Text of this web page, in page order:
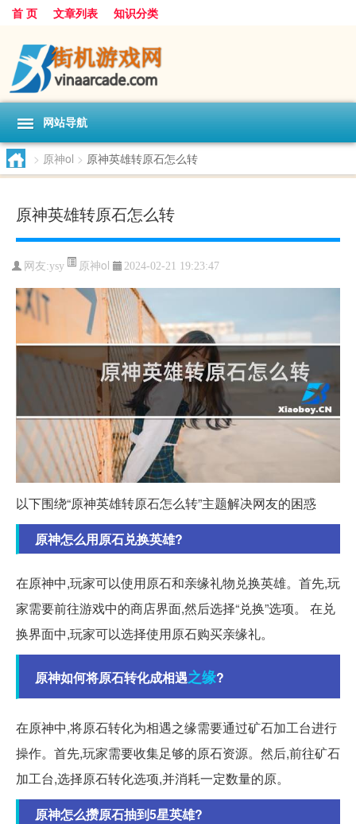
首 页 文章列表 知识分类
网站导航
> 原神ol > 原神英雄转原石怎么转
原神英雄转原石怎么转
网友:ysy 原神ol 2024-02-21 19:23:47
以下围绕“原神英雄转原石怎么转”主题解决网友的困惑
原神怎么用原石兑换英雄?
在原神中,玩家可以使用原石和亲缘礼物兑换英雄。首先,玩
家需要前往游戏中的商店界面,然后选择“兑换”选项。 在兑
换界面中,玩家可以选择使用原石购买亲缘礼。
原神如何将原石转化成相遇之缘?
在原神中,将原石转化为相遇之缘需要通过矿石加工台进行
操作。首先,玩家需要收集足够的原石资源。然后,前往矿石
加工台,选择原石转化选项,并消耗一定数量的原。
原神怎么攒原石抽到5星英雄?